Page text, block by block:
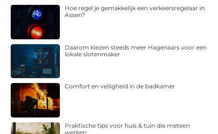
Hoe regel je gemakkelijk een verkeersregelaar in
Assen?
Daarom kiezen steeds meer Hagenaars voor een
lokale slotenmaker
Comfort en veiligheid in de badkamer
Praktische tips voor huis & tuin die meteen
werken